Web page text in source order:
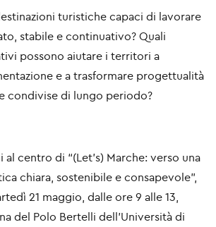
turistiche capaci di lavorare
stabile e continuativo? Quali
possono aiutare i territori a
e a trasformare progettualità
condivise di lungo periodo?
al centro di “(Let’s) Marche: verso una
chiara, sostenibile e consapevole”,
21 maggio, dalle ore 9 alle 13,
del Polo Bertelli dell’Università di